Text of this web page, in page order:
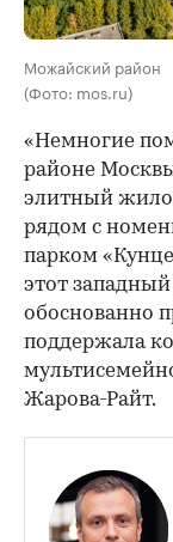
Можайский район
(Фото: mos.ru)
«Немногие
районе
элитный
рядом с
парком
этот
обоснованно
поддержала
Жарова-Райт.